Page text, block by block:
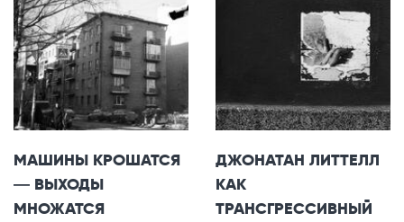
МАШИНЫ КРОШАТСЯ
— ВЫХОДЫ
МНОЖАТСЯ
ДЖОНАТАН ЛИТТЕЛЛ
КАК
ТРАНСГРЕССИВНЫЙ